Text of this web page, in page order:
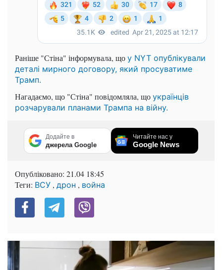
Раніше "Стіна" інформувала, що у NYT опублікували
деталі мирного договору, який просуватиме
Трамп.
Нагадаємо, що "Стіна" повідомляла, що українців
розчарували планами Трампа на війну.
Додайте в
джерела Google
Читайте нас у
Google News
Опубліковано: 21.04 18:45
Теги: ВСУ , дрон , война